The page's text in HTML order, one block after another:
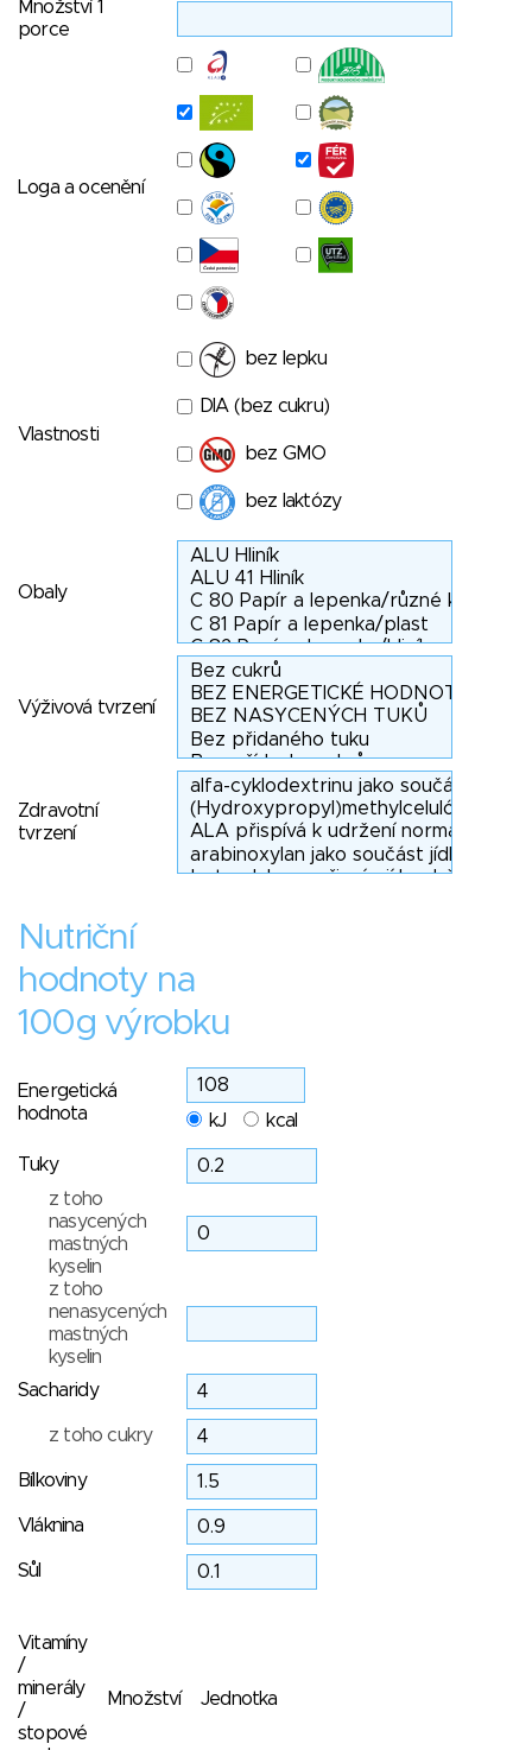
Množství 1
porce
Loga a ocenění
Vlastnosti
bez lepku
DIA (bez cukru)
bez GMO
bez laktózy
Obaly
Výživová tvrzení
Zdravotní
tvrzení
Nutriční
hodnoty na
100g výrobku
Energetická
hodnota
kJ kcal
Tuky
z toho
nasycených
mastných
kyselin
z toho
nenasycených
mastných
kyselin
Sacharidy
z toho cukry
Bílkoviny
Vláknina
Sůl
Vitamíny
/
minerály
/
stopové
Množství Jednotka